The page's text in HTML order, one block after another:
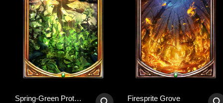
Spring-Green Protection Firesprite Grove